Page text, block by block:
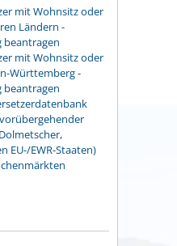
mit Wohnsitz oder
Ländern -
beantragen
mit Wohnsitz oder
Württemberg -
beantragen
EU-/EWR-Staaten)